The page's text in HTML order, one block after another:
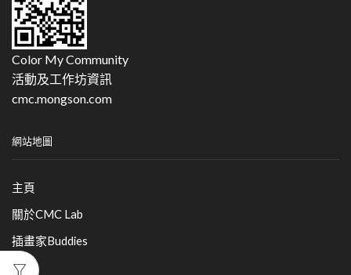
Color My Community
活動及工作坊資訊
cmc.mongson.com
網站地圖
主頁
關於CMC Lab
插畫家Buddies
產品